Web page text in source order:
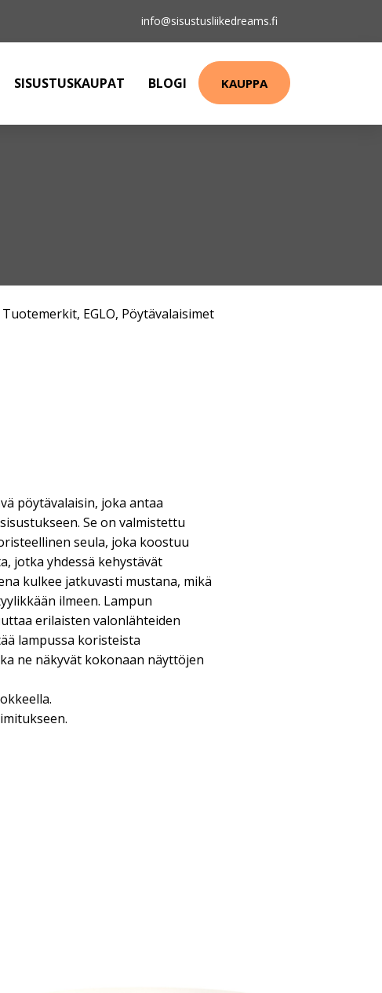
info@sisustusliikedreams.fi
SISUSTUSKAUPAT BLOGI KAUPPA
Tuotemerkit, EGLO, Pöytävalaisimet
pöytävalaisin, joka antaa
Se on valmistettu
seula, joka koostuu
jotka yhdessä kehystävät
kulkee jatkuvasti mustana, mikä
ilmeen. Lampun
erilaisten valonlähteiden
lampussa koristeista
ne näkyvät kokonaan näyttöjen